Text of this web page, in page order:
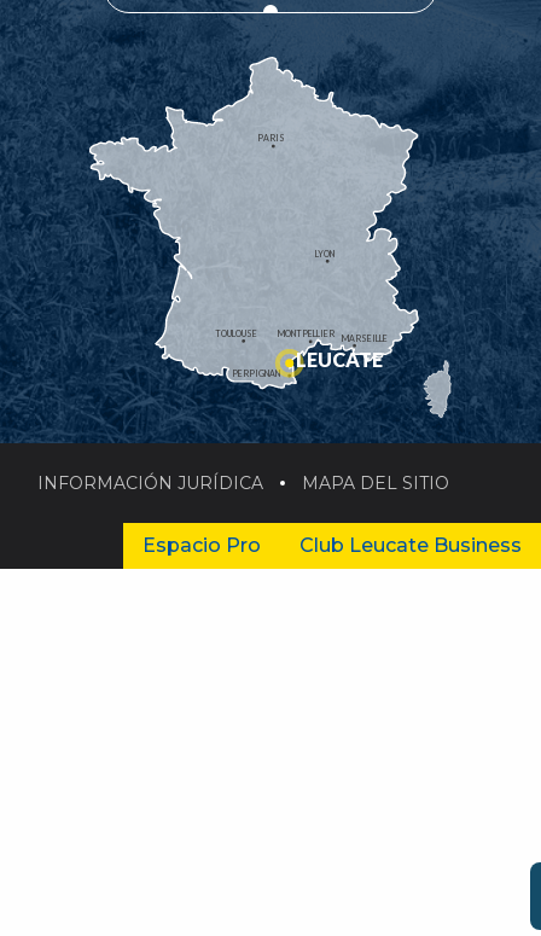
MONTPELLIER
PERPIGNAN
MARSEILLE
TOULOUSE
LYON
PARIS
LEUCATE
INFORMACIÓN JURÍDICA MAPA DEL SITIO
Espacio Pro Club Leucate Business